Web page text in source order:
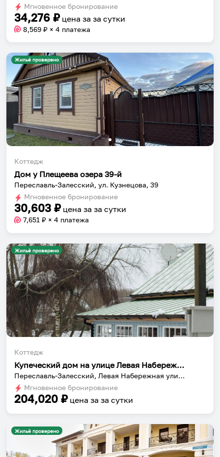
changing
dates.
changing
dates.
Мгновенное бронирование
34,276 ₽ цена за за сутки
8,569 ₽ × 4 платежа
Жильё проверено
Коттедж
Дом у Плещеева озера 39-й
Переславль-Залесский, ул. Кузнецова, 39
Мгновенное бронирование
30,603 ₽ цена за за сутки
7,651 ₽ × 4 платежа
Жильё проверено
Коттедж
Купеческий дом на улице Левая Набережная, 89
Переславль-Залесский, Левая Набережная улица, 89
Мгновенное бронирование
204,020 ₽ цена за за сутки
Жильё проверено